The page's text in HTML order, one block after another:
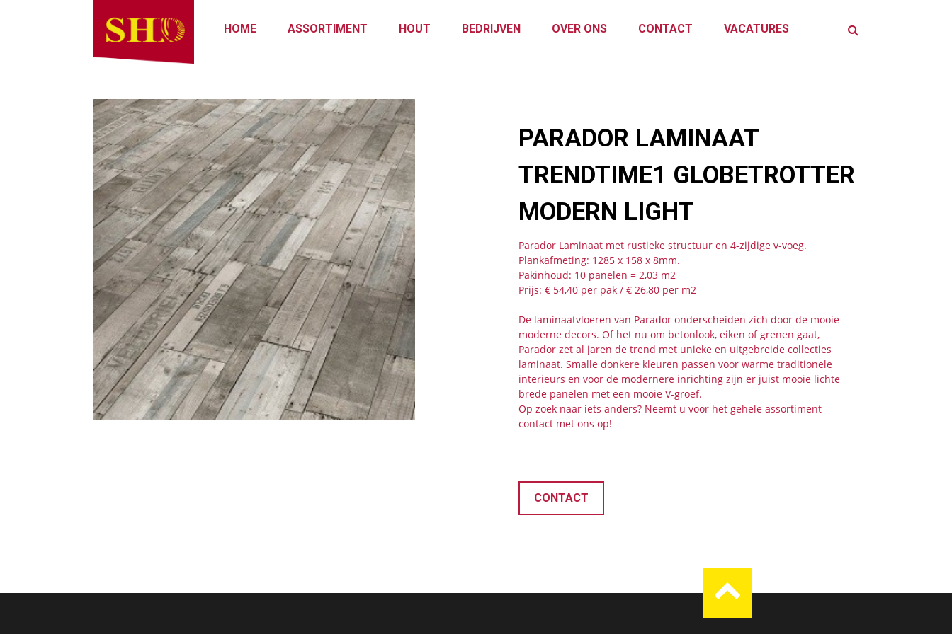
HOME ASSORTIMENT HOUT BEDRIJVEN OVER ONS CONTACT VACATURES
PARADOR LAMINAAT
TRENDTIME1 GLOBETROTTER
MODERN LIGHT
Parador Laminaat met rustieke structuur en 4-zijdige v-voeg.
Plankafmeting: 1285 x 158 x 8mm.
Pakinhoud: 10 panelen = 2,03 m2
Prijs: € 54,40 per pak / € 26,80 per m2
De laminaatvloeren van Parador onderscheiden zich door de mooie
moderne decors. Of het nu om betonlook, eiken of grenen gaat,
Parador zet al jaren de trend met unieke en uitgebreide collecties
laminaat. Smalle donkere kleuren passen voor warme traditionele
interieurs en voor de modernere inrichting zijn er juist mooie lichte
brede panelen met een mooie V-groef.
Op zoek naar iets anders? Neemt u voor het gehele assortiment
contact met ons op!
CONTACT